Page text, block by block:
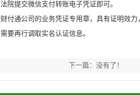
院提交微信支付转账电子凭证即可。
通公司的业务凭证专用章，具有证明效力
要再行调取实名认证信息。
下一篇：没有了！